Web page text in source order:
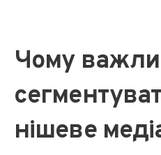
Чому
нішеве